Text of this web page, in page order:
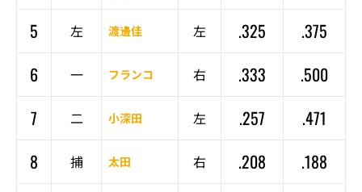
5
左 渡邊佳 左 .325
.375
6
一 フランコ 右 .333
.500
7
二 小深田 左 .257
.471
8
捕 太田 右 .208
.188